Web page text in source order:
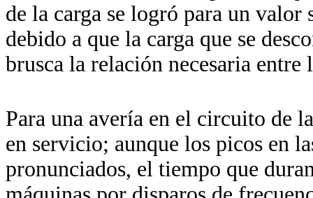
de la carga se logró para un
debido a que la carga que se
brusca la relación necesaria entre
Para una avería en el circuito de
en servicio; aunque los picos en
pronunciados, el tiempo que